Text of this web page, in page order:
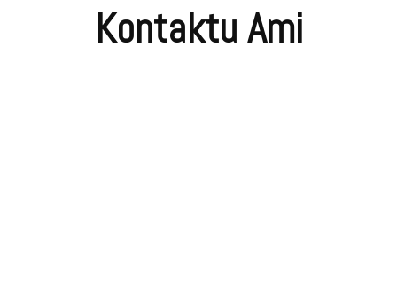
Kontaktu Ami